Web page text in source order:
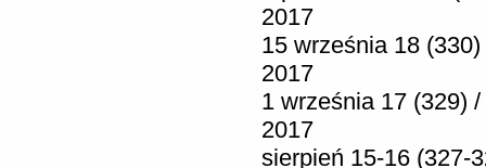
2017
15 września 18 (330)
2017
1 września 17 (329) /
2017
sierpień 15-16 (327-